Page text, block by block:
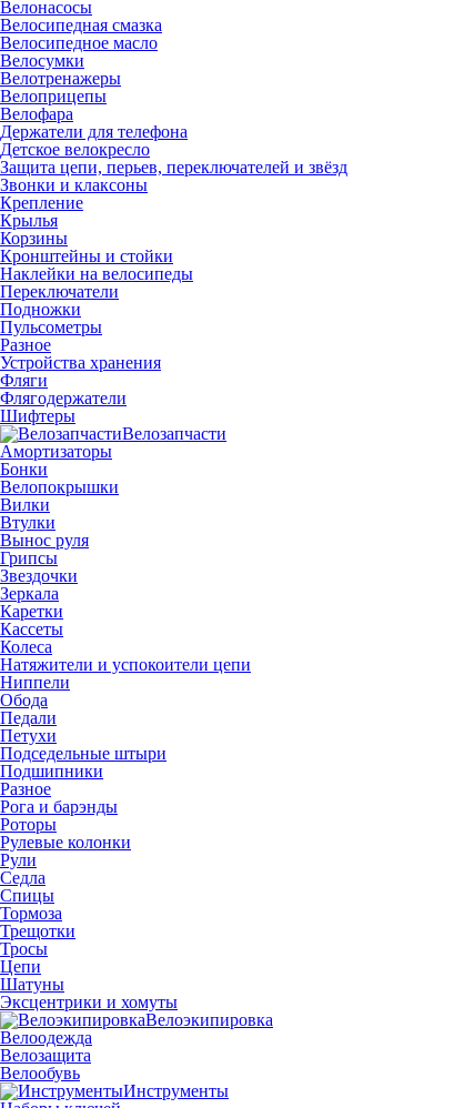
Велонасосы
Велосипедная смазка
Велосипедное масло
Велосумки
Велотренажеры
Велоприцепы
Велофара
Держатели для телефона
Детское велокресло
Защита цепи, перьев, переключателей и звёзд
Звонки и клаксоны
Крепление
Крылья
Корзины
Кронштейны и стойки
Наклейки на велосипеды
Переключатели
Подножки
Пульсометры
Разное
Устройства хранения
Фляги
Флягодержатели
Шифтеры
Велозапчасти
Амортизаторы
Бонки
Велопокрышки
Вилки
Втулки
Вынос руля
Грипсы
Звездочки
Зеркала
Каретки
Кассеты
Колеса
Натяжители и успокоители цепи
Ниппели
Обода
Педали
Петухи
Подседельные штыри
Подшипники
Разное
Рога и барэнды
Роторы
Рулевые колонки
Рули
Седла
Спицы
Тормоза
Трещотки
Тросы
Цепи
Шатуны
Эксцентрики и хомуты
Велоэкипировка
Велоодежда
Велозащита
Велообувь
Инструменты